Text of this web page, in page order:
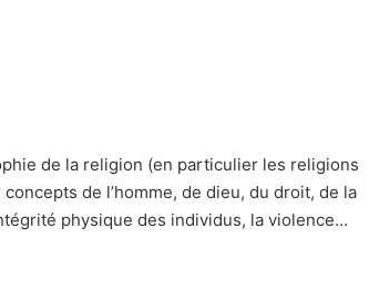
de la religion (en particulier les religions
de l’homme, de dieu, du droit, de la
physique des individus, la violence…